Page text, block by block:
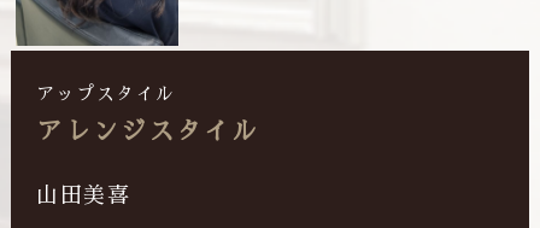
アップスタイル
アレンジスタイル
山田美喜